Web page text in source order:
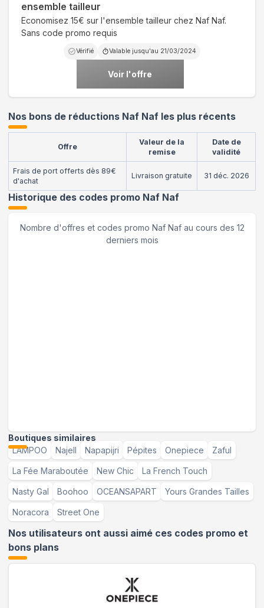
ensemble tailleur
Economisez 15€ sur l'ensemble tailleur chez Naf Naf.
Sans code promo requis
Vérifié Valable jusqu'au 21/03/2024
Voir l'offre
Nos bons de réductions Naf Naf les plus récents
Offre
Valeur de la
remise
Date de
validité
Frais de port offerts dès 89€
d'achat
Livraison gratuite 31 déc. 2026
Historique des codes promo Naf Naf
Nombre d'offres et codes promo Naf Nafau cours des 12
derniers mois
Boutiques similaires
LAMPOO
Najell Napapijri Pépites Onepiece Zaful
La Fée Maraboutée New Chic La French Touch
Nasty Gal Boohoo OCEANSAPART Yours Grandes Tailles
Noracora Street One
Nos utilisateurs ont aussi aimé ces codes promo et
bons plans